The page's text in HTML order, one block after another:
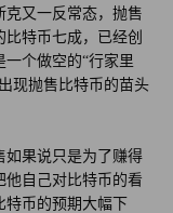
克又一反常态，抛售
特币七成，已经创
一个做空的“行家里
现抛售比特币的苗头
如果说只是为了赚得
他自己对比特币的看
特币的预期大幅下